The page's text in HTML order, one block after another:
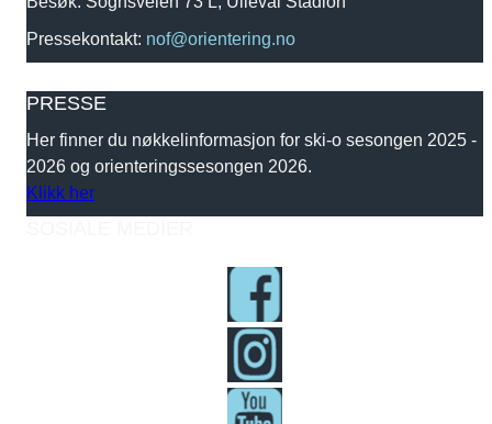
Pressekontakt: nof@orientering.no
PRESSE
Her finner du nøkkelinformasjon for ski-o sesongen 2025 -
2026 og orienteringssesongen 2026.
Klikk her